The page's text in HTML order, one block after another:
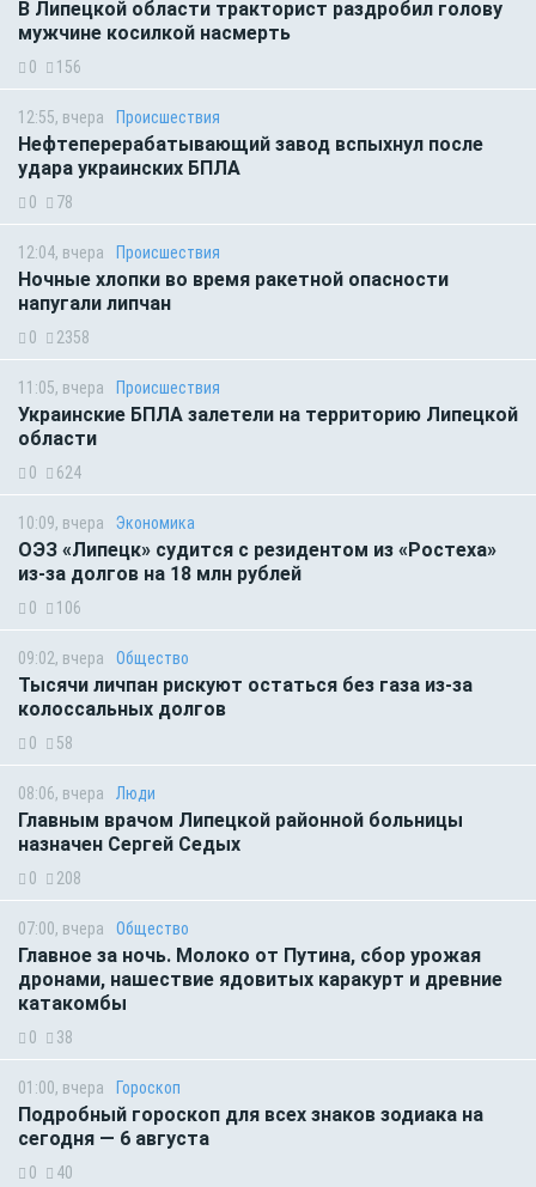
В Липецкой области тракторист раздробил голову
мужчине косилкой насмерть
0 156
12:55, вчера Происшествия
Нефтеперерабатывающий завод вспыхнул после
удара украинских БПЛА
0 78
12:04, вчера Происшествия
Ночные хлопки во время ракетной опасности
напугали липчан
0 2358
11:05, вчера Происшествия
Украинские БПЛА залетели на территорию Липецкой
области
0 624
10:09, вчера Экономика
ОЭЗ «Липецк» судится с резидентом из «Ростеха»
из-за долгов на 18 млн рублей
0 106
09:02, вчера Общество
Тысячи личпан рискуют остаться без газа из-за
колоссальных долгов
0 58
08:06, вчера Люди
Главным врачом Липецкой районной больницы
назначен Сергей Седых
0 208
07:00, вчера Общество
Главное за ночь. Молоко от Путина, сбор урожая
дронами, нашествие ядовитых каракурт и древние
катакомбы
0 38
01:00, вчера Гороскоп
Подробный гороскоп для всех знаков зодиака на
сегодня — 6 августа
0 40